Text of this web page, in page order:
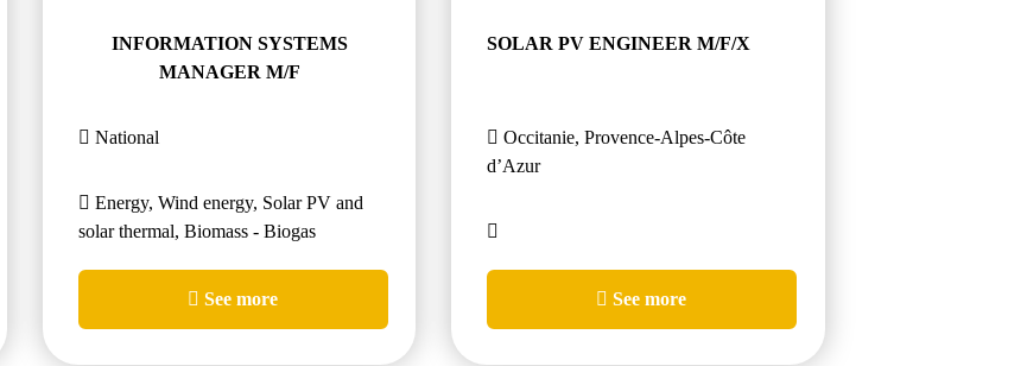
INFORMATION SYSTEMS
MANAGER M/F
National
Energy, Wind energy, Solar PV and
solar thermal, Biomass - Biogas
See more
SOLAR PV ENGINEER M/F/X
Occitanie, Provence-Alpes-Côte
d’Azur
See more